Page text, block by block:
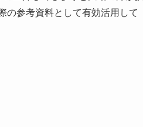
の参考資料として有効活用して